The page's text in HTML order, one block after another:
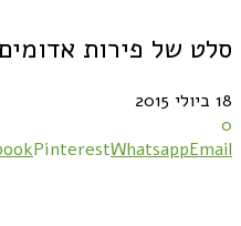
סלט של פירות
18 ביולי 2015
0
PinterestWhatsappEmail